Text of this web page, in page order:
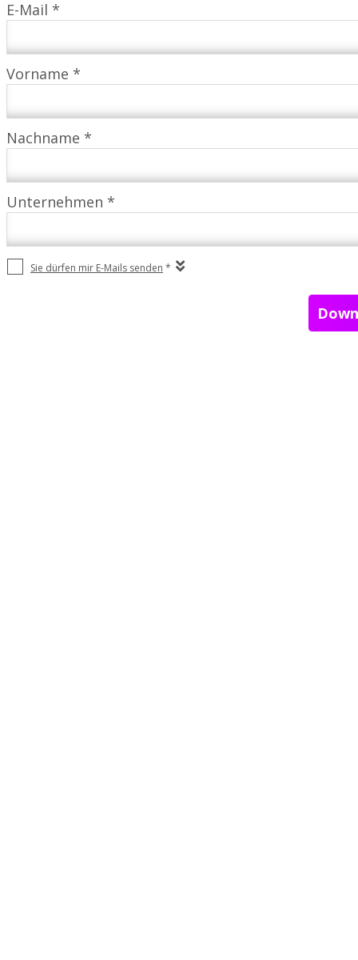
E-Mail *
Vorname *
Nachname *
Unternehmen *
Sie dürfen mir E-Mails senden *